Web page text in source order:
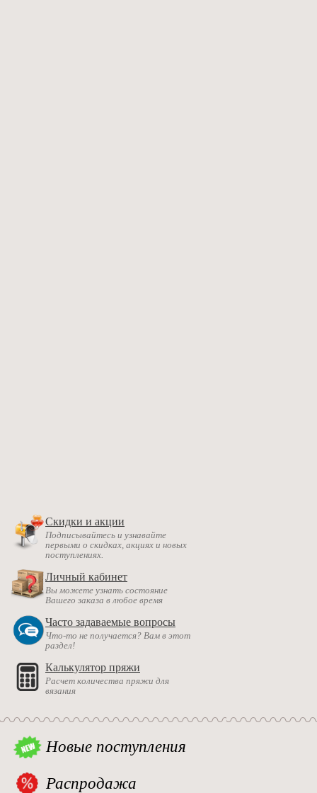
Скидки и акции
Подписывайтесь и узнавайте
первыми о скидках, акциях и новых
поступлениях.
Личный кабинет
Вы можете узнать состояние
Вашего заказа в любое время
Часто задаваемые вопросы
Что-то не получается? Вам в этот
раздел!
Калькулятор пряжи
Расчет количества пряжи для
вязания
Новые поступления
Распродажа